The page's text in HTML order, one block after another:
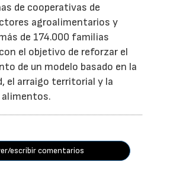
de cooperativas de
agroalimentarios y
de 174.000 familias
el objetivo de reforzar el
de un modelo basado en la
el arraigo territorial y la
alimentos.
escribir comentarios